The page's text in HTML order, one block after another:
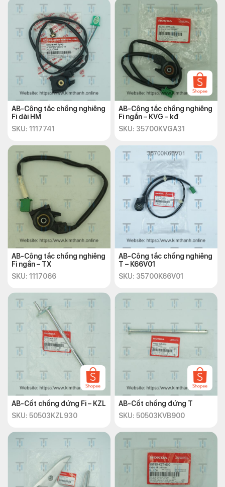
AB-Công tắc chống nghiêng
Fi dài HM
SKU: 1117741
AB-Công tắc chống nghiêng
Fi ngắn – KVG – kđ
SKU: 35700KVGA31
AB-Công tắc chống nghiêng
Fi ngắn – TX
SKU: 1117066
AB-Công tắc chống nghiêng
T – K66V01
SKU: 35700K66V01
AB-Cốt chống đứng Fi – KZL
SKU: 50503KZL930
AB-Cốt chống đứng T
SKU: 50503KVB900